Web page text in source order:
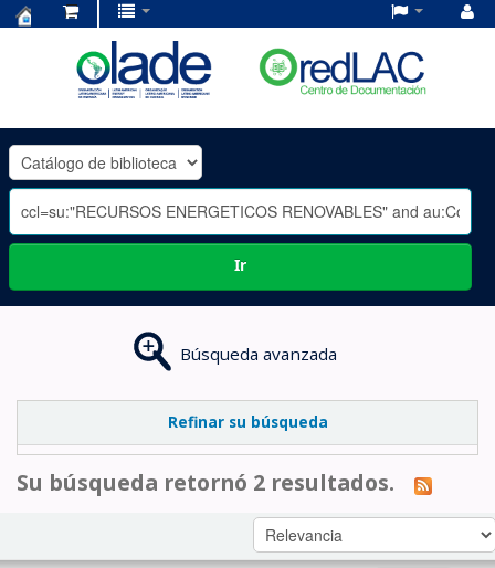
OLADE
-
Ir
Búsqueda avanzada
Refinar su búsqueda
Su búsqueda retornó 2 resultados.